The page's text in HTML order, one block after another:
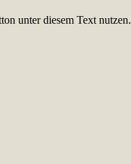
unter diesem Text nutzen.